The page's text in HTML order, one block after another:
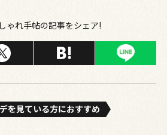
ゃれ手帖の記事をシェア!
を⾒ている⽅におすすめ